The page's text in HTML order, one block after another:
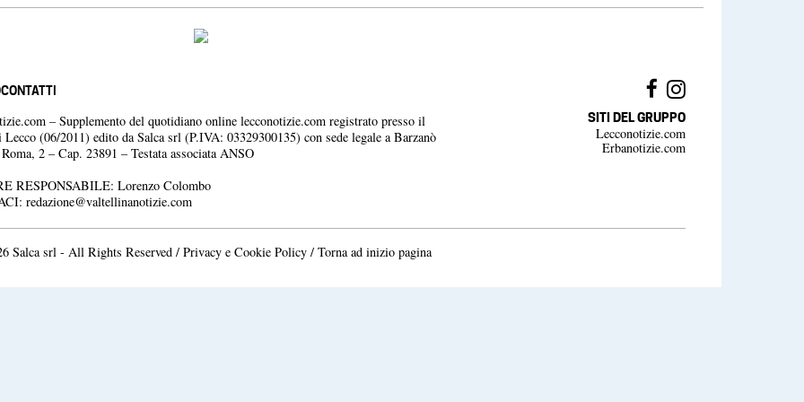
CONTATTI
– Supplemento del quotidiano online lecconotizie.com registrato presso il
(06/2011) edito da Salca srl (P.IVA: 03329300135) con sede legale a Barzanò
2 – Cap. 23891 – Testata associata ANSO
RESPONSABILE: Lorenzo Colombo
redazione@valtellinanotizie.com
SITI DEL GRUPPO
Lecconotizie.com
Erbanotizie.com
Salca srl - All Rights Reserved / Privacy e Cookie Policy / Torna ad inizio pagina